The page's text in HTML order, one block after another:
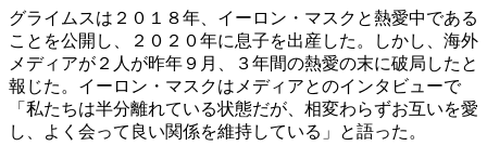
グライムスは２０１８年、イーロン・マスクと熱愛中である
ことを公開し、２０２０年に息子を出産した。しかし、海外
メディアが２人が昨年９月、３年間の熱愛の末に破局したと
報じた。イーロン・マスクはメディアとのインタビューで
「私たちは半分離れている状態だが、相変わらずお互いを愛
し、よく会って良い関係を維持している」と語った。